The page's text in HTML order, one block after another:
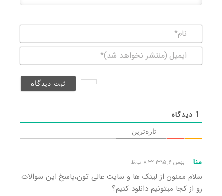
(منتشر
1 دیدگاه
تازه‌ترین
منا بهمن ۶, ۱۳۹۵ ۸:۳۲ ب٫ظ
سلام ممنون از لینک ها و سایت عالی تون،پاسخ این سوالات
رو از کجا میتونیم دانلود کنیم؟